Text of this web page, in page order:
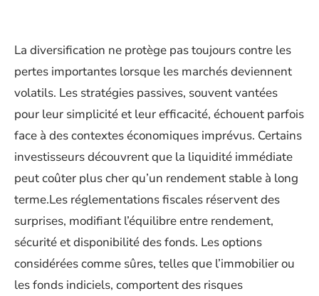
La diversification ne protège pas toujours contre les
pertes importantes lorsque les marchés deviennent
volatils. Les stratégies passives, souvent vantées
pour leur simplicité et leur efficacité, échouent parfois
face à des contextes économiques imprévus. Certains
investisseurs découvrent que la liquidité immédiate
peut coûter plus cher qu’un rendement stable à long
terme.Les réglementations fiscales réservent des
surprises, modifiant l’équilibre entre rendement,
sécurité et disponibilité des fonds. Les options
considérées comme sûres, telles que l’immobilier ou
les fonds indiciels, comportent des risques